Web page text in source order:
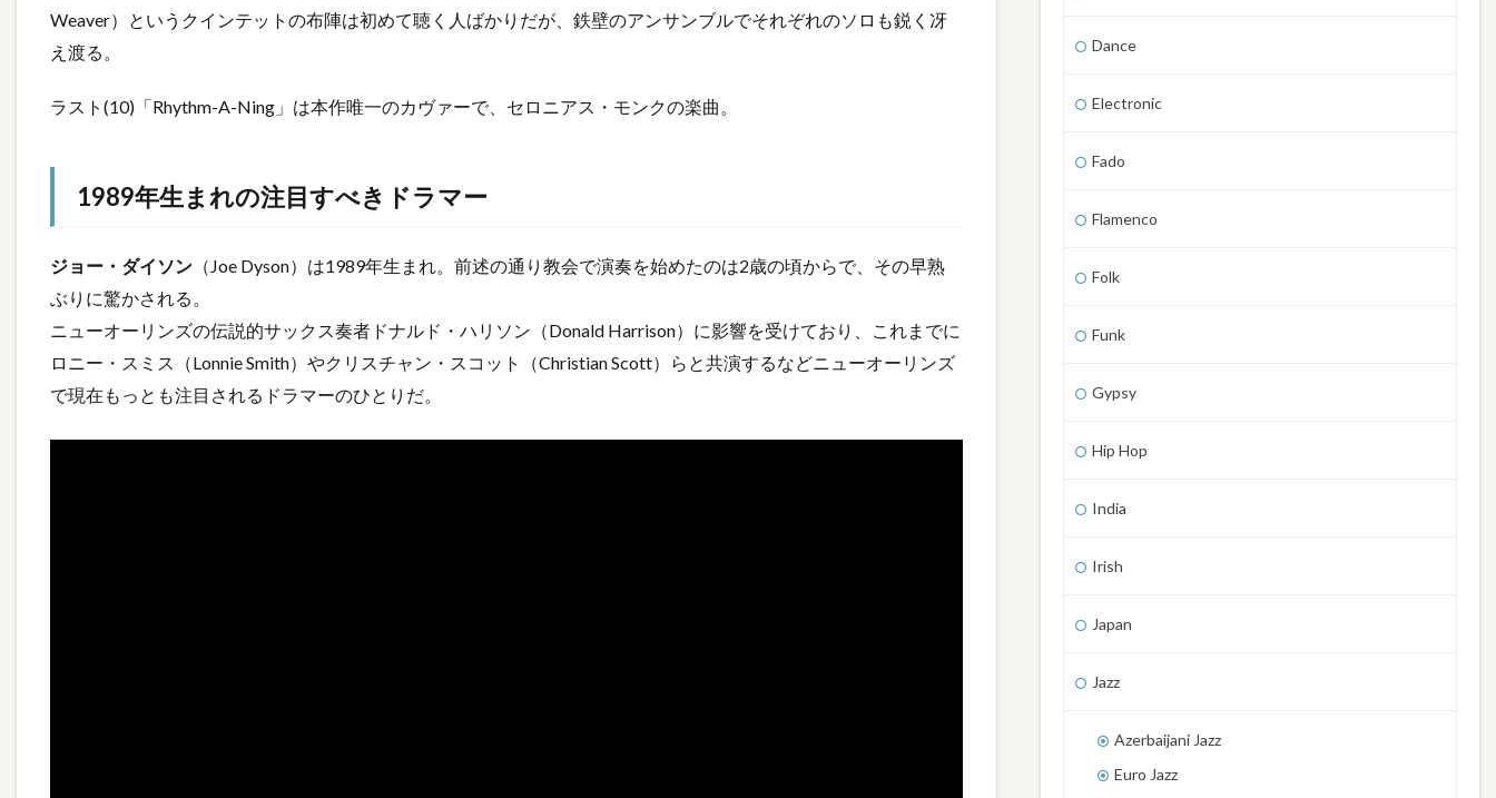
Weaver）というクインテットの布陣は初めて聴く人ばかりだが、鉄壁のアンサンブルでそれぞれのソロも鋭く冴
え渡る。
ラスト(10)「Rhythm-A-Ning」は本作唯一のカヴァーで、セロニアス・モンクの楽曲。
1989年生まれの注目すべきドラマー
ジョー・ダイソン （Joe Dyson）は1989年生まれ。前述の通り教会で演奏を始めたのは2歳の頃からで、その早熟
ぶりに驚かされる。
ニューオーリンズの伝説的サックス奏者ドナルド・ハリソン（Donald Harrison）に影響を受けており、これまでに
ロニー・スミス（Lonnie Smith）やクリスチャン・スコット（Christian Scott）らと共演するなどニューオーリンズ
で現在もっとも注目されるドラマーのひとりだ。
Dance
Electronic
Fado
Flamenco
Folk
Funk
Gypsy
Hip Hop
India
Irish
Japan
Jazz
Azerbaijani Jazz
Euro Jazz